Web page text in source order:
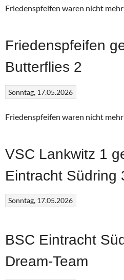
Friedenspfeifen waren nicht
Friedenspfeifen
Butterflies 2
Sonntag, 17.05.2026
Friedenspfeifen waren nicht mehr
VSC Lankwitz 1
Eintracht Südring
Sonntag, 17.05.2026
BSC Eintracht
Dream-Team